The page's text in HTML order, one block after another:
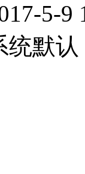
5-9
统默认